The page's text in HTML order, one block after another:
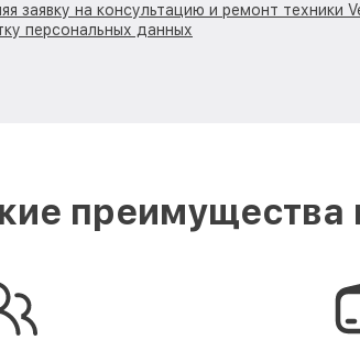
заявку на консультацию и ремонт техники
персональных данных
преимущества